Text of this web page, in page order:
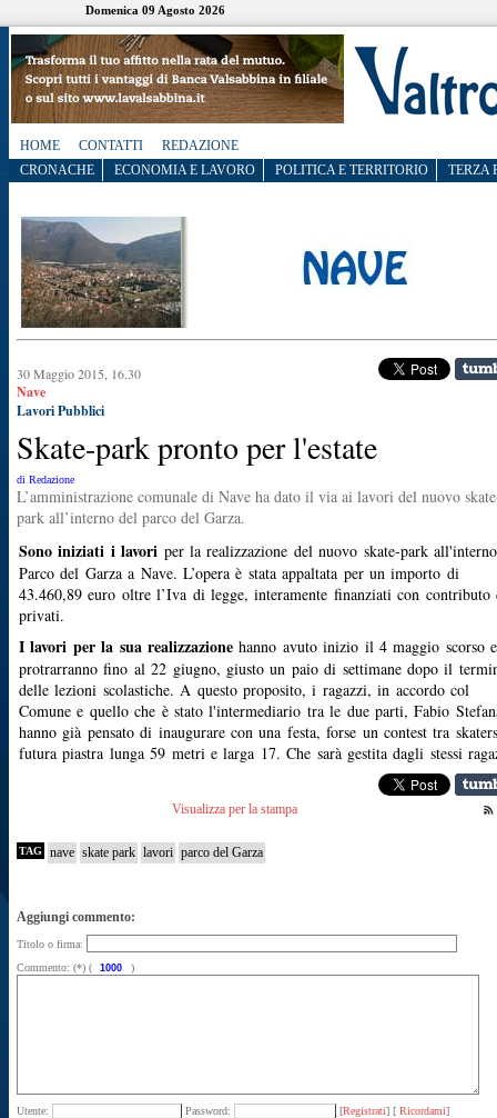
Domenica 09 Agosto 2026
HOME CONTATTI
REDAZIONE
CRONACHE
ECONOMIA E LAVORO POLITICA E TERRITORIO TERZA
30 Maggio 2015, 16.30
Nave
Lavori Pubblici
Skate-park pronto per l'estate
di Redazione
L’amministrazione comunale di Nave ha dato il via ai lavori del nuovo
park all’interno del parco del Garza.
Sono iniziati i lavori per la realizzazione del nuovo skate-park
Parco del Garza a Nave. L’opera è stata appaltata per un importo di
43.460,89 euro oltre l’Iva di legge, interamente finanziati con contributo
privati.
I lavori per la sua realizzazione hanno avuto inizio il 4 maggio scorso
protrarranno fino al 22 giugno, giusto un paio di settimane dopo il
delle lezioni scolastiche. A questo proposito, i ragazzi, in accordo col
Comune e quello che è stato l'intermediario tra le due parti, Fabio
hanno già pensato di inaugurare con una festa, forse un contest tra
futura piastra lunga 59 metri e larga 17. Che sarà gestita dagli stessi
Visualizza per la stampa
TAG nave skate park lavori parco del Garza
Aggiungi commento:
Titolo o firma:
Commento: (*) (
)
Utente: Password: [Registrati] [ Ricordami]